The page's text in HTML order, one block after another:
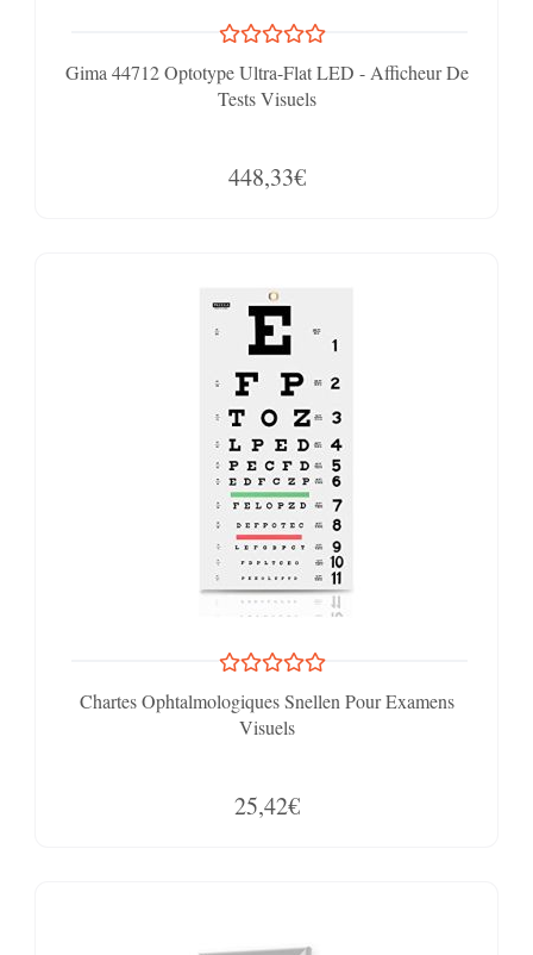
Gima 44712 Optotype Ultra-Flat LED - Afficheur De
Tests Visuels
448,33€
Chartes Ophtalmologiques Snellen Pour Examens
Visuels
25,42€